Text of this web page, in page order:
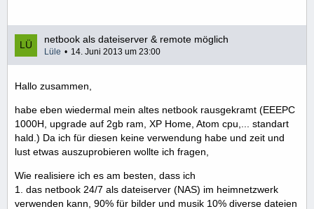
netbook als dateiserver & remote möglich
Lüle 14. Juni 2013 um 23:00
Hallo zusammen,
habe eben wiedermal mein altes netbook rausgekramt (EEEPC
1000H, upgrade auf 2gb ram, XP Home, Atom cpu,... standart
hald.) Da ich für diesen keine verwendung habe und zeit und
lust etwas auszuprobieren wollte ich fragen,
Wie realisiere ich es am besten, dass ich
1. das netbook 24/7 als dateiserver (NAS) im heimnetzwerk
verwenden kann, 90% für bilder und musik 10% diverse dateien